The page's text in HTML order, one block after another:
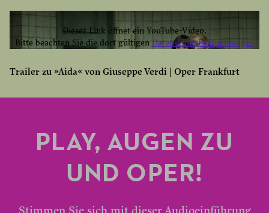
Dieser Link öffnet ein YouTube-Video.
Bitte beachten Sie die dort gültigen Datenschutzbestimmungen
YOUTUBE EINMAL AKTIVIEREN
Trailer zu »Aida« von Giuseppe Verdi | Oper Frankfurt
PLAY, AUGEN ZU
UND OPER!